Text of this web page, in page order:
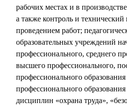
рабочих местах и в
а также контроль и технический
проведением работ;
образовательных учреждений
профессионального, среднего
высшего профессионального,
профессионального
профессионального
дисциплин «охрана труда»,